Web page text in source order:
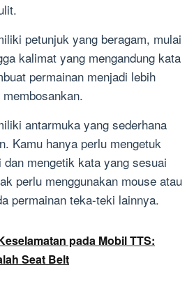
petunjuk yang beragam, mulai
kalimat yang mengandung kata
permainan menjadi lebih
antarmuka yang sederhana
Kamu hanya perlu mengetuk
mengetik kata yang sesuai
perlu menggunakan mouse atau
permainan teka-teki lainnya.
pada Mobil TTS:
Seat Belt